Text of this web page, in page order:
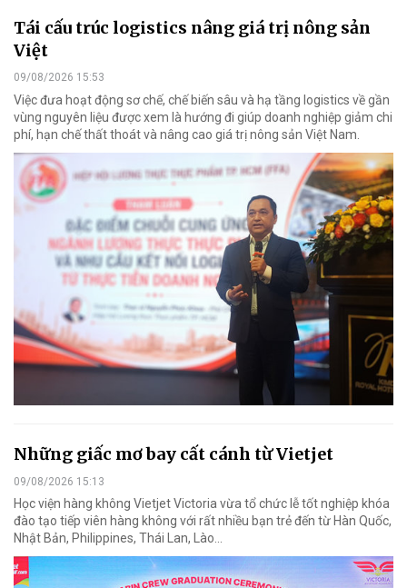
Tái cấu trúc logistics nâng giá trị nông sản
Việt
09/08/2026 15:53
Việc đưa hoạt động sơ chế, chế biến sâu và hạ tầng logistics về gần
vùng nguyên liệu được xem là hướng đi giúp doanh nghiệp giảm chi
phí, hạn chế thất thoát và nâng cao giá trị nông sản Việt Nam.
Những giấc mơ bay cất cánh từ Vietjet
09/08/2026 15:13
Học viện hàng không Vietjet Victoria vừa tổ chức lễ tốt nghiệp khóa
đào tạo tiếp viên hàng không với rất nhiều bạn trẻ đến từ Hàn Quốc,
Nhật Bản, Philippines, Thái Lan, Lào…